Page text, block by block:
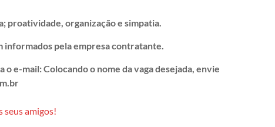
proatividade, organização e simpatia.
pela empresa contratante.
e-mail: Colocando o nome da vaga desejada, envie
seus amigos!